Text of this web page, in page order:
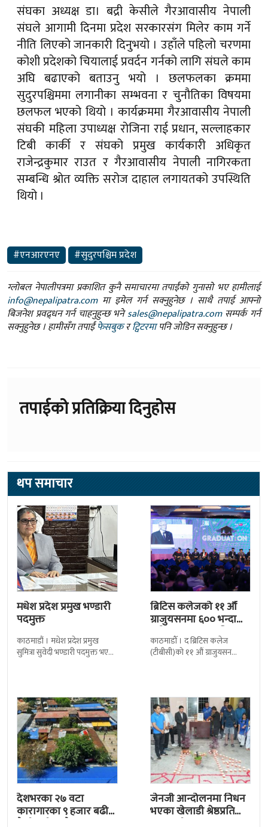
संघका अध्यक्ष डा। बद्री केसीले गैरआवासीय नेपाली
संघले आगामी दिनमा प्रदेश सरकारसंग मिलेर काम गर्ने
नीति लिएको जानकारी दिनुभयो । उहाँले पहिलो चरणमा
कोशी प्रदेशको चियालाई प्रवर्दन गर्नको लागि संघले काम
अघि बढाएको बताउनु भयो । छलफलका क्रममा
सुदुरपश्चिममा लगानीका सम्भवना र चुनौतिका विषयमा
छलफल भएको थियो । कार्यक्रममा गैरआवासीय नेपाली
संघकी महिला उपाध्यक्ष रोजिना राई प्रधान, सल्लाहकार
टिबी कार्की र संघको प्रमुख कार्यकारी अधिकृत
राजेन्द्रकुमार राउत र गैरआवासीय नेपाली नागिरकता
सम्बन्धि श्रोत व्यक्ति सरोज दाहाल लगायतको उपस्थिति
थियो ।
#एनआरएनए
#सुदुरपश्चिम प्रदेश
ग्लोबल नेपालीपत्रमा प्रकाशित कुनै समाचारमा तपाईंको गुनासो भए हामीलाई
info@nepalipatra.comमा इमेल गर्न सक्नुहुनेछ । साथै तपाई आफ्नो
बिजनेश प्रवद्र्धन गर्न चाहनुहुन्छ भनेsales@nepalipatra.comसम्पर्क गर्न
सक्नुहुनेछ । हामीसँग तपाईंफेसबुकरट्विटरमापनि जोडिन सक्नुहुन्छ ।
तपाईको प्रतिक्रिया दिनुहोस
थप समाचार
मधेश प्रदेश प्रमुख भण्डारी
पदमुक्त
काठमाडौं । मधेश प्रदेश प्रमुख
सुमित्रा सुवेदी भण्डारी पदमुक्त भएकी
ब्रिटिस कलेजको ११ औँ
ग्राजुयसनमा ६०० भन्दा
बढी ग्राजुयट सम्मानित
काठमाडौँ । द ब्रिटिस कलेज
(टीबीसी)को ११ औं ग्राजुयसन
देशभरका २७ वटा
कारागारका ९ हजार बढी
जेनजी आन्दोलनमा निधन
भएका खेलाडी श्रेष्ठप्रति